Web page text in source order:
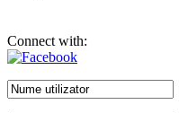
Connect with: